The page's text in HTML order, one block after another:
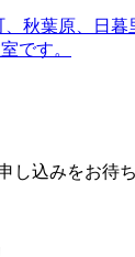
、秋葉原、日暮
です。
込みをお待